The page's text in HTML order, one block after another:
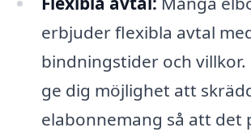
erbjuder flexibla avtal
bindningstider och villkor.
ge dig möjlighet att
elabonnemang så att det